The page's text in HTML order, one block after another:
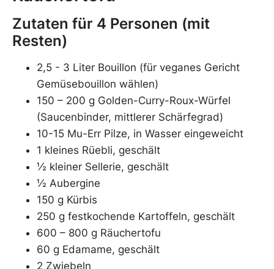
Zutaten für 4 Personen (mit
Resten)
2,5 - 3 Liter Bouillon (für veganes Gericht
Gemüsebouillon wählen)
150 – 200 g Golden-Curry-Roux-Würfel
(Saucenbinder, mittlerer Schärfegrad)
10-15 Mu-Err Pilze, in Wasser eingeweicht
1 kleines Rüebli, geschält
½ kleiner Sellerie, geschält
½ Aubergine
150 g Kürbis
250 g festkochende Kartoffeln, geschält
600 – 800 g Räuchertofu
60 g Edamame, geschält
2 Zwiebeln